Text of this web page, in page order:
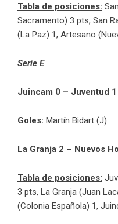
Tabla de posiciones:
Sacramento) 3 pts, San
(La Paz) 1, Artesano
Serie E
Juincam 0 – Juventud 1
Goles: Martín Bidart (J)
La Granja 2 – Nuevos
Tabla de posiciones:
3 pts, La Granja (Juan
(Colonia Española) 1,